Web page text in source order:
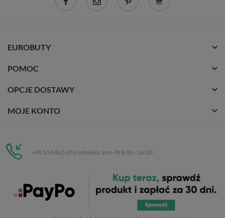
EUROBUTY
POMOC
OPCJE DOSTAWY
MOJE KONTO
+48 534 865 656 Infolinia: Pon-Pt 8:00 - 16:00
C.H. Respan, Rejtana 53a/250
35-326 Rzeszów
. Kopiowanie, przetwarzanie,